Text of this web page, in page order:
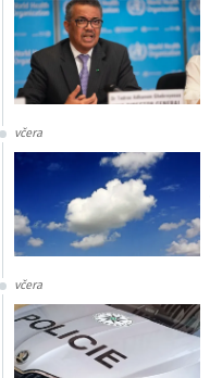
včera
včera